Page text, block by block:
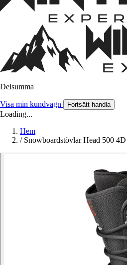
Delsumma
Visa min kundvagn Fortsätt handla
Loading...
Hem
/ Snowboardstövlar Head 500 4D